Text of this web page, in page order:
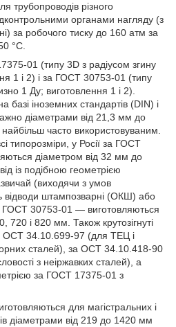
трубопроводів різного
органами нагляду (з
за робочого тиску до 160 атм за
°C.
01 (типу 3D з радіусом згину
1 і 2) і за ГОСТ 30753-01 (типу
1 Ду; виготовлення 1 і 2).
базі іноземних стандартів (DIN) і
діаметрами від 21,3 мм до
часто використовуваним.
типорозміри, у Росії за ГОСТ
діаметром від 32 мм до
із подібною геометрією
(виходячи з умов
відводи штампозварні (ОКШ) або
ГОСТ 30753-01 — виготовляються
720 і 820 мм. Також крутозігнуті
ОСТ 34.10.699-97 (для ТЕЦ і
сталей), за ОСТ 34.10.418-90
з неіржавких сталей), а
за ГОСТ 17375-01 з
для магістральних і
діаметрами від 219 до 1420 мм